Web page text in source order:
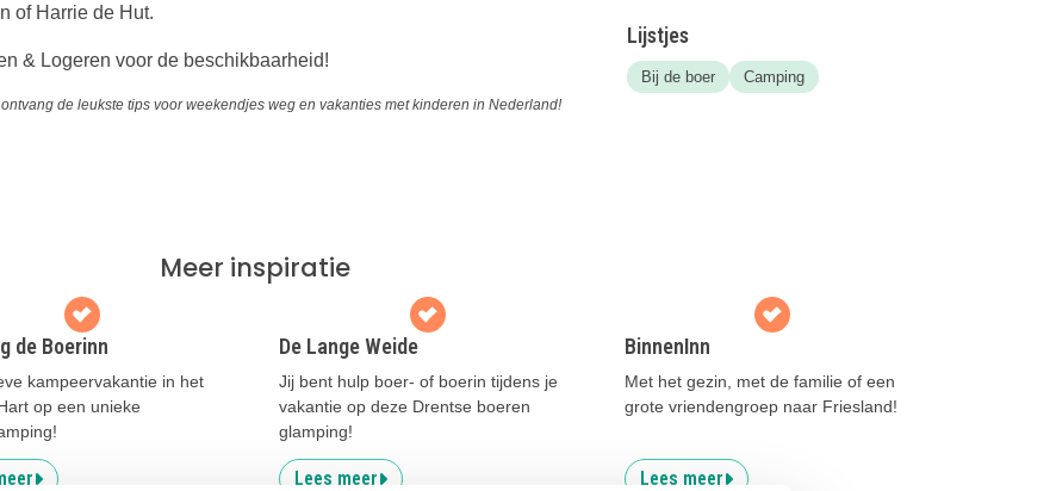
of Harrie de Hut.
& Logeren voor de beschikbaarheid!
de leukste tips voor weekendjes weg en vakanties met kinderen in Nederland!
Lijstjes
Bij de boer Camping
Meer inspiratie
de Boerinn
kampeervakantie in het
op een unieke
De Lange Weide
Jij bent hulp boer- of boerin tijdens je
vakantie op deze Drentse boeren
glamping!
Lees meer
BinnenInn
Met het gezin, met de familie of een
grote vriendengroep naar Friesland!
Lees meer